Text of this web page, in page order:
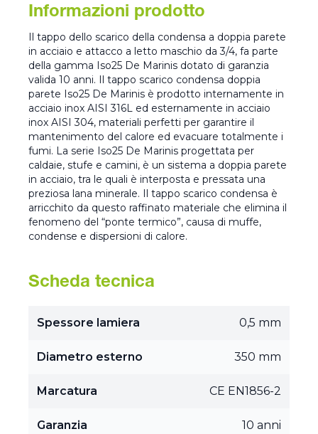
Informazioni prodotto
Il tappo dello scarico della condensa a doppia parete
in acciaio e attacco a letto maschio da 3/4, fa parte
della gamma Iso25 De Marinis dotato di garanzia
valida 10 anni. Il tappo scarico condensa doppia
parete Iso25 De Marinis è prodotto internamente in
acciaio inox AISI 316L ed esternamente in acciaio
inox AISI 304, materiali perfetti per garantire il
mantenimento del calore ed evacuare totalmente i
fumi. La serie Iso25 De Marinis progettata per
caldaie, stufe e camini, è un sistema a doppia parete
in acciaio, tra le quali è interposta e pressata una
preziosa lana minerale. Il tappo scarico condensa è
arricchito da questo raffinato materiale che elimina il
fenomeno del “ponte termico”, causa di muffe,
condense e dispersioni di calore.
Scheda tecnica
Spessore lamiera 0,5 mm
Diametro esterno 350 mm
Marcatura CE EN1856-2
Garanzia 10 anni